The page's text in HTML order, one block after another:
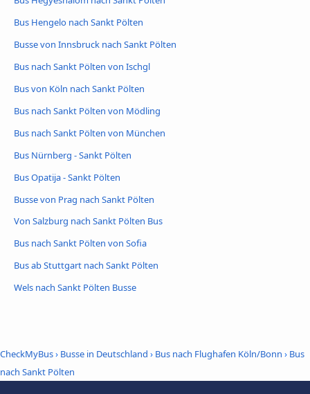
Bus Hengelo nach Sankt Pölten
Busse von Innsbruck nach Sankt Pölten
Bus nach Sankt Pölten von Ischgl
Bus von Köln nach Sankt Pölten
Bus nach Sankt Pölten von Mödling
Bus nach Sankt Pölten von München
Bus Nürnberg - Sankt Pölten
Bus Opatija - Sankt Pölten
Busse von Prag nach Sankt Pölten
Von Salzburg nach Sankt Pölten Bus
Bus nach Sankt Pölten von Sofia
Bus ab Stuttgart nach Sankt Pölten
Wels nach Sankt Pölten Busse
CheckMyBus› Busse in Deutschland › Bus nach Flughafen Köln/Bonn › Bus
nach Sankt Pölten